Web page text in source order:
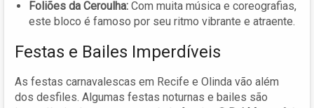
Foliões da Ceroulha: Com muita música e coreografias,
este bloco é famoso por seu ritmo vibrante e atraente.
Festas e Bailes Imperdíveis
As festas carnavalescas em Recife e Olinda vão além
dos desfiles. Algumas festas noturnas e bailes são